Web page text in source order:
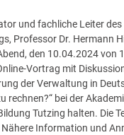
und fachliche Leiter des
Professor Dr. Hermann
den 10.04.2024 von
Vortrag mit
der Verwaltung in
rechnen?“ bei der
Tutzing halten. Die
Nähere Information und